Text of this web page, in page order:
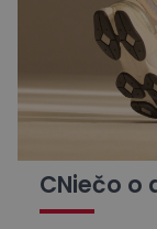
CNiečo o